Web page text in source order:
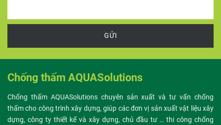
GỬI
Chống thấm AQUASolutions
Chống thấm AQUASolutions chuyên sản xuất và tư vấn chống
thấm cho công trình xây dựng, giúp các đơn vị sản xuất vật liệu xây
dựng, công ty thiết kế và xây dựng, chủ đầu tư … thi công chống